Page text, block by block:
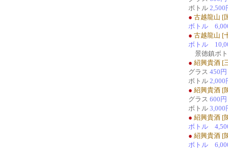
ボトル 2,500
● 古越龍山 [
ボトル
● 古越龍山 [
ボトル
景徳鎮ボ
● 紹興貴酒 [
グラス 450円
ボトル 2,000
● 紹興貴酒 [
グラス 600円
ボトル 3,000
● 紹興貴酒 [
ボトル
● 紹興貴酒 [
ボトル